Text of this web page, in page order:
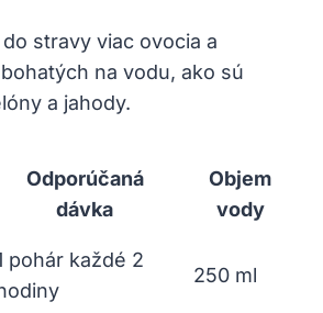
stravy viac ovocia a
na vodu, ako sú
a jahody.
Odporúčaná
dávka
Objem
vody
pohár každé 2
250 ml